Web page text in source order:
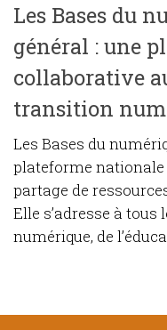
Les Bases du
général : une
collaborative
transition
Les Bases du
plateforme
partage de
Elle s’adresse à tous
numérique, de